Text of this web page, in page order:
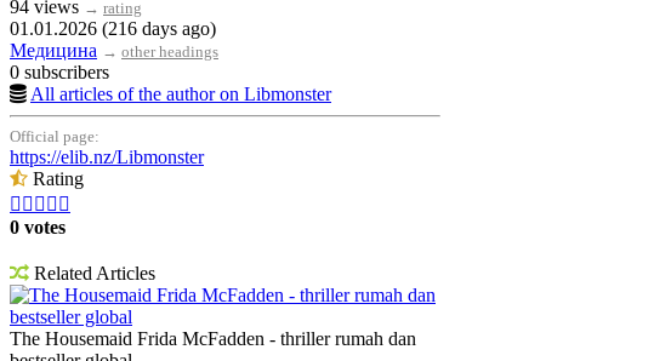
94 views → rating
01.01.2026 (216 days ago)
Медицина → other headings
0 subscribers
All articles of the author on Libmonster
Official page:
https://elib.nz/Libmonster
Rating
    
0 votes
Related Articles
The Housemaid Frida McFadden - thriller rumah dan
bestseller global
The Housemaid Frida McFadden - thriller rumah dan